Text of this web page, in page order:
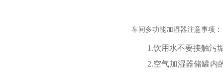
车间多功能加湿器注意事项：
1.饮用水不要接触污
2.空气加湿器储罐内